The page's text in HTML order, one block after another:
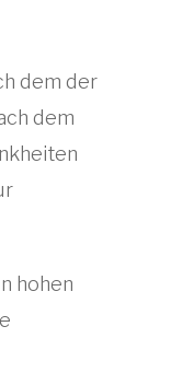
dem der
dem
hohen